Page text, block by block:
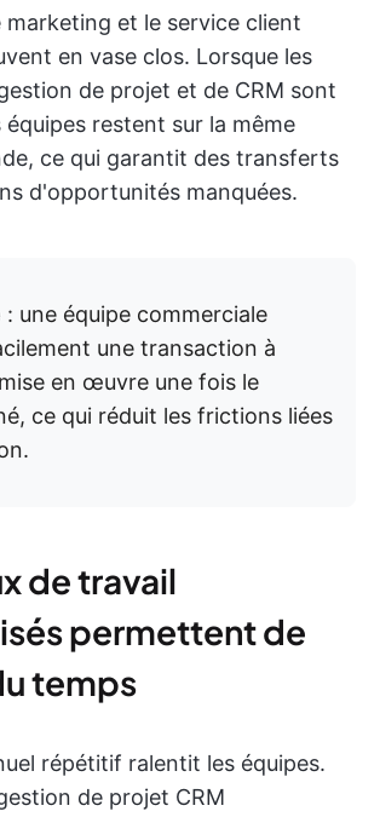
marketing et le service client
en vase clos. Lorsque les
de projet et de CRM sont
équipes restent sur la même
ce qui garantit des transferts
d'opportunités manquées.
: une équipe commerciale
une transaction à
en œuvre une fois le
ce qui réduit les frictions liées
de travail
permettent de
temps
répétitif ralentit les équipes.
de projet CRM